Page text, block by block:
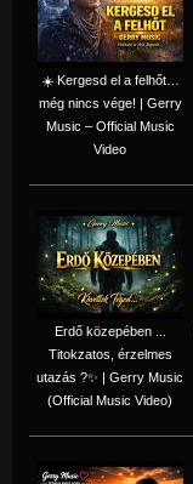
☀️ Kergesd el a felhőt…
még nincs vége! | Gerry
Music – Official Music
Video
Erdő közepében ...
Titokzatos, érzelmes
utazás ?✨ | Gerry Music
(Official Music Video)